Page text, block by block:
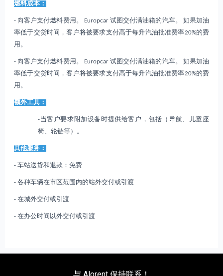
燃料成本：
- 向客户支付燃料费用。 Europcar 试图交付满油箱的汽车。 如果加油
率低于交货时间，客户将被要求支付高于每升汽油批准费率20%的费
用。
- 向客户支付燃料费用。 Europcar 试图交付满油箱的汽车。 如果加油
率低于交货时间，客户将被要求支付高于每升汽油批准费率20%的费
用。
额外工具：
-当客户要求附加设备时提供给客户，包括（导航、儿童座
椅、轮链等）。
其他服务：
- 车站送货和退款：免费
- 各种车辆在市区范围内的站外交付或引渡
- 在城外交付或引渡
- 在办公时间以外交付或引渡